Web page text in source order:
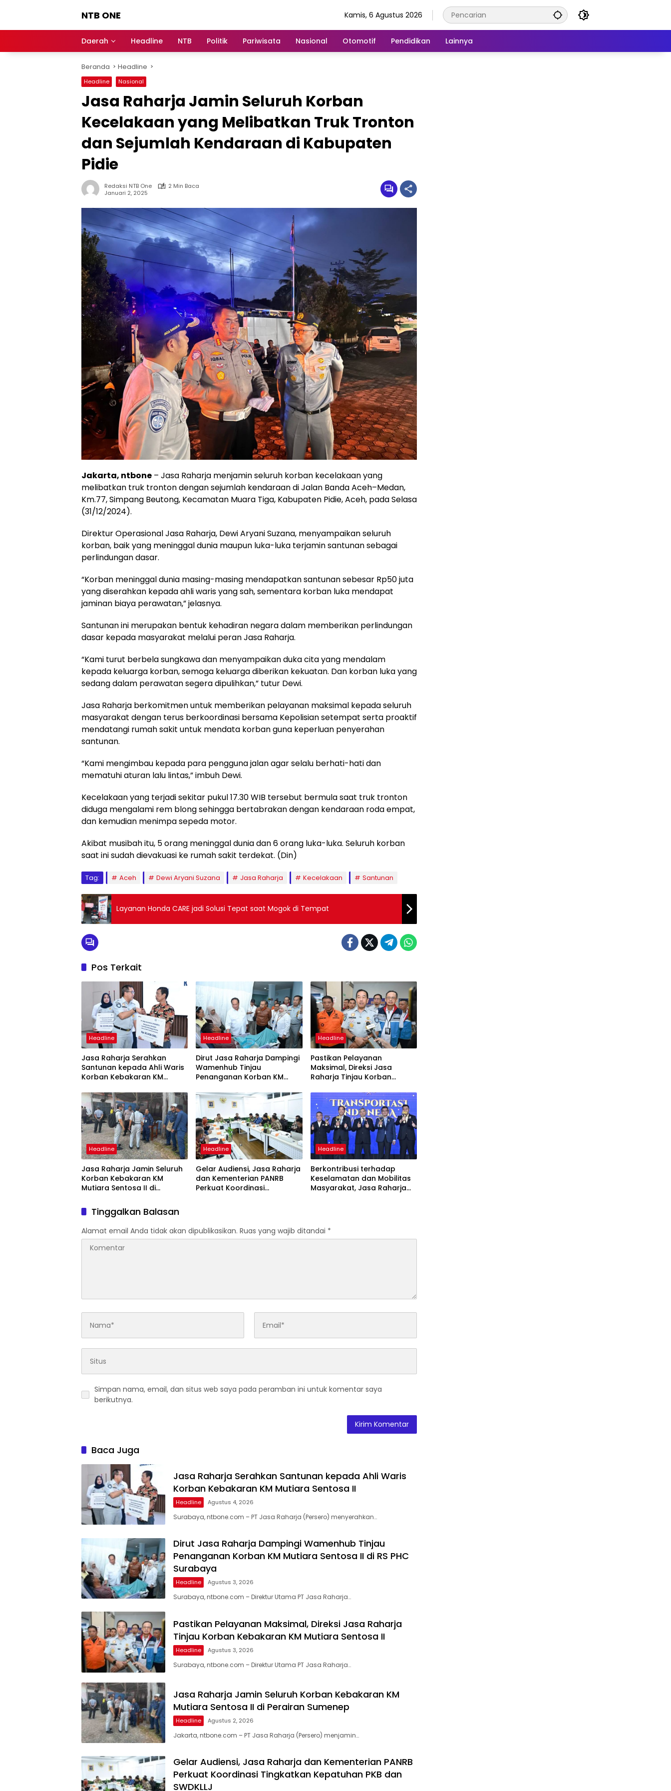
NTB ONE
dan
Berita
Lombok
Kamis, 6 Agustus 2026
Daerah Headline NTB Politik Pariwisata Nasional Otomotif Pendidikan Lainnya
Beranda Headline
Headline Nasional
Jasa Raharja Jamin Seluruh Korban
Kecelakaan yang Melibatkan Truk Tronton
dan Sejumlah Kendaraan di Kabupaten
Pidie
Redaksi NTB One
2 Min Baca
Januari 2, 2025
Jakarta, ntbone – Jasa Raharja menjamin seluruh korban kecelakaan yang
melibatkan truk tronton dengan sejumlah kendaraan di Jalan Banda Aceh–Medan,
Km.77, Simpang Beutong, Kecamatan Muara Tiga, Kabupaten Pidie, Aceh, pada Selasa
(31/12/2024).
Direktur Operasional Jasa Raharja, Dewi Aryani Suzana, menyampaikan seluruh
korban, baik yang meninggal dunia maupun luka-luka terjamin santunan sebagai
perlindungan dasar.
“Korban meninggal dunia masing-masing mendapatkan santunan sebesar Rp50 juta
yang diserahkan kepada ahli waris yang sah, sementara korban luka mendapat
jaminan biaya perawatan,” jelasnya.
Santunan ini merupakan bentuk kehadiran negara dalam memberikan perlindungan
dasar kepada masyarakat melalui peran Jasa Raharja.
“Kami turut berbela sungkawa dan menyampaikan duka cita yang mendalam
kepada keluarga korban, semoga keluarga diberikan kekuatan. Dan korban luka yang
sedang dalam perawatan segera dipulihkan,” tutur Dewi.
Jasa Raharja berkomitmen untuk memberikan pelayanan maksimal kepada seluruh
masyarakat dengan terus berkoordinasi bersama Kepolisian setempat serta proaktif
mendatangi rumah sakit untuk mendata korban guna keperluan penyerahan
santunan.
“Kami mengimbau kepada para pengguna jalan agar selalu berhati-hati dan
mematuhi aturan lalu lintas,” imbuh Dewi.
Kecelakaan yang terjadi sekitar pukul 17.30 WIB tersebut bermula saat truk tronton
diduga mengalami rem blong sehingga bertabrakan dengan kendaraan roda empat,
dan kemudian menimpa sepeda motor.
Akibat musibah itu, 5 orang meninggal dunia dan 6 orang luka-luka. Seluruh korban
saat ini sudah dievakuasi ke rumah sakit terdekat. (Din)
Tag: Aceh Dewi Aryani Suzana Jasa Raharja Kecelakaan Santunan
Layanan Honda CARE jadi Solusi Tepat saat Mogok di Tempat
Pos Terkait
Headline
Jasa Raharja Serahkan
Santunan kepada Ahli Waris
Korban Kebakaran KM
Headline
Dirut Jasa Raharja Dampingi
Wamenhub Tinjau
Penanganan Korban KM
Surabaya
Headline
Pastikan Pelayanan
Maksimal, Direksi Jasa
Raharja Tinjau Korban
Sentosa II
Headline
Jasa Raharja Jamin Seluruh
Korban Kebakaran KM
Mutiara Sentosa II di
Headline
Gelar Audiensi, Jasa Raharja
dan Kementerian PANRB
Perkuat Koordinasi
Headline
Berkontribusi terhadap
Keselamatan dan Mobilitas
Masyarakat, Jasa Raharja
Tinggalkan Balasan
Alamat email Anda tidak akan dipublikasikan. Ruas yang wajib ditandai *
Simpan nama, email, dan situs web saya pada peramban ini untuk komentar saya
berikutnya.
Baca Juga
Jasa Raharja Serahkan Santunan kepada Ahli Waris
Korban Kebakaran KM Mutiara Sentosa II
Headline Agustus 4, 2026
Surabaya, ntbone.com – PT Jasa Raharja (Persero) menyerahkan…
Dirut Jasa Raharja Dampingi Wamenhub Tinjau
Penanganan Korban KM Mutiara Sentosa II di RS PHC
Surabaya
Headline Agustus 3, 2026
Surabaya, ntbone.com – Direktur Utama PT Jasa Raharja…
Pastikan Pelayanan Maksimal, Direksi Jasa Raharja
Tinjau Korban Kebakaran KM Mutiara Sentosa II
Headline Agustus 3, 2026
Surabaya, ntbone.com – Direktur Utama PT Jasa Raharja…
Jasa Raharja Jamin Seluruh Korban Kebakaran KM
Mutiara Sentosa II di Perairan Sumenep
Headline Agustus 2, 2026
Jakarta, ntbone.com – PT Jasa Raharja (Persero) menjamin…
Gelar Audiensi, Jasa Raharja dan Kementerian PANRB
Perkuat Koordinasi Tingkatkan Kepatuhan PKB dan
SWDKLLJ